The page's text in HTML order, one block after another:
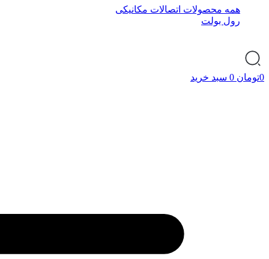
همه محصولات اتصالات مکانیکی
رول بولت
0تومان 0 سبد خرید